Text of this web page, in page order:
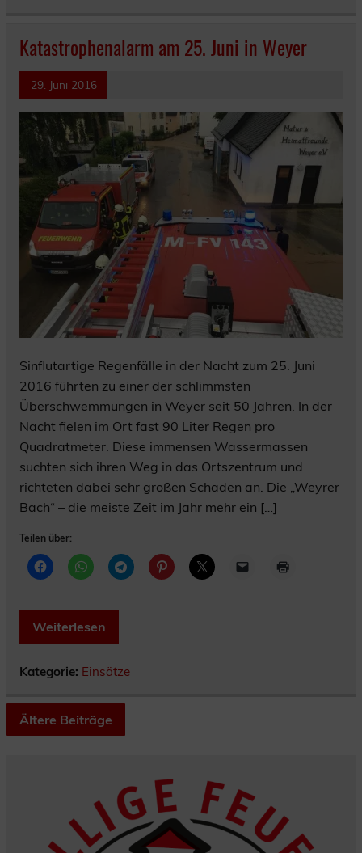
Katastrophenalarm am 25. Juni in Weyer
29. Juni 2016
Sinflutartige Regenfälle in der Nacht zum 25. Juni
2016 führten zu einer der schlimmsten
Überschwemmungen in Weyer seit 50 Jahren. In der
Nacht fielen im Ort fast 90 Liter Regen pro
Quadratmeter. Diese immensen Wassermassen
suchten sich ihren Weg in das Ortszentrum und
richteten dabei sehr großen Schaden an. Die „Weyrer
Bach“ – die meiste Zeit im Jahr mehr ein […]
Teilen über:
Weiterlesen
Kategorie: Einsätze
Ältere Beiträge